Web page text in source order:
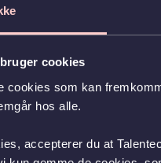
cookies
cookies som kan
hos alle.
accepterer du at